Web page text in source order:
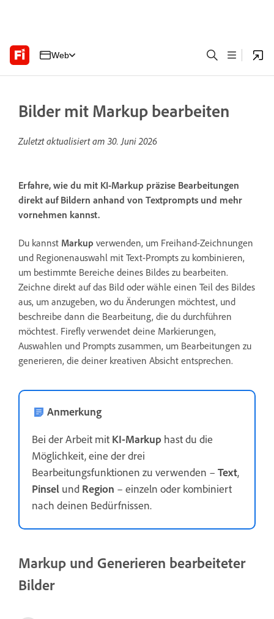
Web
Bilder mit Markup bearbeiten
Zuletzt aktualisiert am 30. Juni 2026
Erfahre, wie du mit KI-Markup präzise Bearbeitungen
direkt auf Bildern anhand von Textprompts und mehr
vornehmen kannst.
Du kannst Markup verwenden, um Freihand-Zeichnungen
und Regionenauswahl mit Text-Prompts zu kombinieren,
um bestimmte Bereiche deines Bildes zu bearbeiten.
Zeichne direkt auf das Bild oder wähle einen Teil des Bildes
aus, um anzugeben, wo du Änderungen möchtest, und
beschreibe dann die Bearbeitung, die du durchführen
möchtest. Firefly verwendet deine Markierungen,
Auswahlen und Prompts zusammen, um Bearbeitungen zu
generieren, die deiner kreativen Absicht entsprechen.
Anmerkung
Bei der Arbeit mit KI-Markup hast du die
Möglichkeit, eine der drei
Bearbeitungsfunktionen zu verwenden – Text,
Pinsel und Region – einzeln oder kombiniert
nach deinen Bedürfnissen.
Markup und Generieren bearbeiteter
Bilder